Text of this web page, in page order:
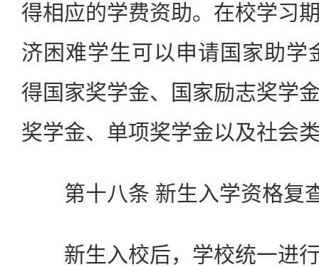
得相应的学费资助。在校学习
济困难学生可以申请国家助学
得国家奖学金、国家励志奖学
奖学金、单项奖学金以及社会
第十八条 新生入学资格复
新生入校后，学校统一进行